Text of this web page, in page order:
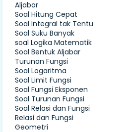
Aljabar
Soal Hitung Cepat
Soal Integral tak Tentu
Soal Suku Banyak
soal Logika Matematik
Soal Bentuk Aljabar
Turunan Fungsi
Soal Logaritma
Soal Limit Fungsi
Soal Fungsi Eksponen
Soal Turunan Fungsi
Soal Relasi dan Fungsi
Relasi dan Fungsi
Geometri